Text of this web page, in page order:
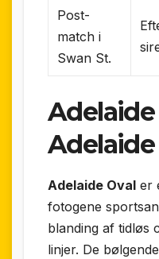
Post-
match i
Swan St.
Adelaide
Adelaide
Adelaide Oval er
fotogene
blanding af tidløs
linjer. De